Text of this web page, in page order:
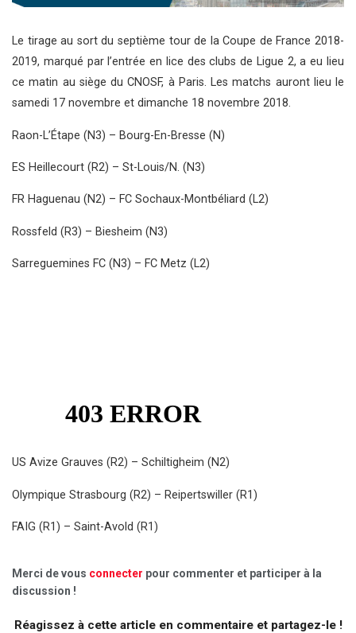
Le tirage au sort du septième tour de la Coupe de France 2018-
2019, marqué par l’entrée en lice des clubs de Ligue 2, a eu lieu
ce matin au siège du CNOSF, à Paris. Les matchs auront lieu le
samedi 17 novembre et dimanche 18 novembre 2018.
Raon-L’Étape (N3) – Bourg-En-Bresse (N)
ES Heillecourt (R2) – St-Louis/N. (N3)
FR Haguenau (N2) – FC Sochaux-Montbéliard (L2)
Rossfeld (R3) – Biesheim (N3)
Sarreguemines FC (N3) – FC Metz (L2)
US Avize Grauves (R2) – Schiltigheim (N2)
Olympique Strasbourg (R2) – Reipertswiller (R1)
FAIG (R1) – Saint-Avold (R1)
Merci de vous connecter pour commenter et participer à la
discussion !
Réagissez à cette article en commentaire et partagez-le !